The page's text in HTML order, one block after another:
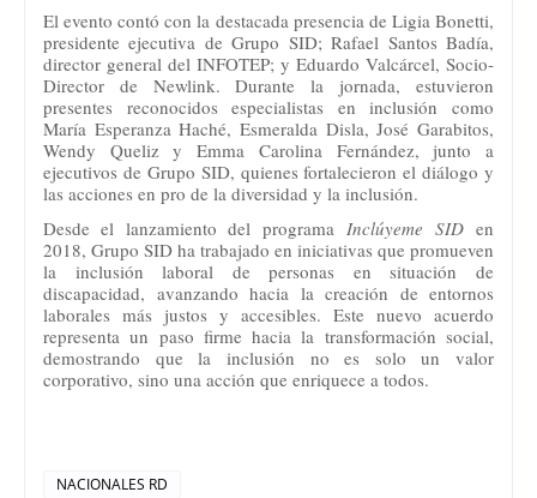
El evento contó con la destacada presencia de Ligia Bonetti,
presidente ejecutiva de Grupo SID; Rafael Santos Badía,
director general del INFOTEP; y Eduardo Valcárcel, Socio-
Director de Newlink. Durante la jornada, estuvieron
presentes reconocidos especialistas en inclusión como
María Esperanza Haché, Esmeralda Disla, José Garabitos,
Wendy Queliz y Emma Carolina Fernández, junto a
ejecutivos de Grupo SID, quienes fortalecieron el diálogo y
las acciones en pro de la diversidad y la inclusión.
Desde el lanzamiento del programaInclúyeme SIDen
2018, Grupo SID ha trabajado en iniciativas que promueven
la inclusión laboral de personas en situación de
discapacidad, avanzando hacia la creación de entornos
laborales más justos y accesibles. Este nuevo acuerdo
representa un paso firme hacia la transformación social,
demostrando que la inclusión no es solo un valor
corporativo, sino una acción que enriquece a todos.
NACIONALES RD